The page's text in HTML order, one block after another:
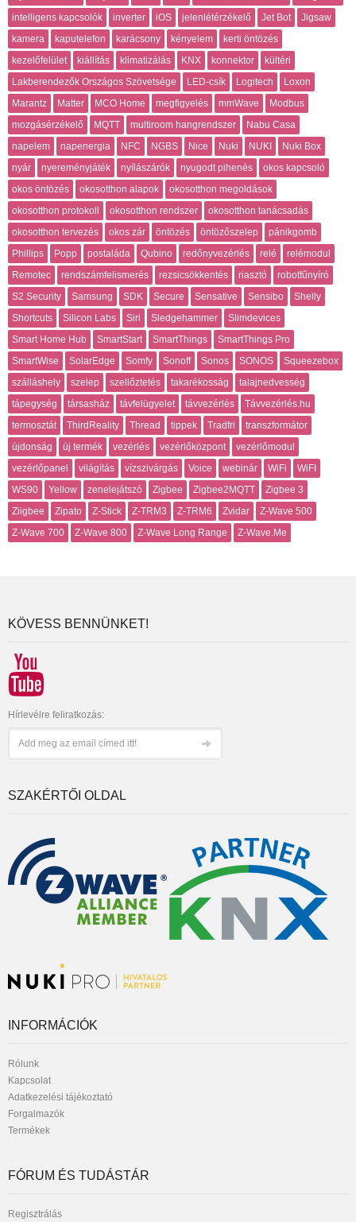
intelligens kapcsolók
inverter iOS jelenlétérzékelő Jet Bot
Jigsaw
kamera
kaputelefon karácsony kényelem
kerti öntözés
kezelőfelület
kiállítás klimatizálás KNX konnektor
kültéri
Lakberendezők Országos Szövetsége
LED-csík Logitech
Loxon
Marantz
Matter MCO Home megfigyelés mmWave
Modbus
mozgásérzékelő
MQTT multiroom hangrendszer
Nabu Casa
napelem
napenergia NFC NGBS Nice Nuki NUKI
Nuki Box
nyár
nyereményjáték nyílászárók nyugodt pihenés
okos kapcsoló
okos öntözés
okosotthon alapok
okosotthon megoldások
okosotthon protokoll
okosotthon rendszer
okosotthon tanácsadás
okosotthon tervezés
okos zár öntözés öntözőszelep
pánikgomb
Phillips
Popp postaláda Qubino redőnyvezérlés relé
relémodul
Remotec
rendszámfelismerés rezsicsökkentés riasztó
robotfűnyíró
S2 Security
Samsung SDK Secure Sensative Sensibo
Shelly
Shortcuts
Silicon Labs Siri Sledgehammer
Slimdevices
Smart Home Hub
SmartStart SmartThings
SmartThings Pro
SmartWise
SolarEdge Somfy Sonoff Sonos SONOS
Squeezebox
szálláshely
szelep szellőztetés takarékosság
talajnedvesség
tápegység
társasház távfelügyelet távvezérlés
Távvezérlés.hu
termosztát
ThirdReality Thread tippek Tradfri
transzformátor
újdonság
új termék vezérlés vezérlőközpont
vezérlőmodul
vezérlőpanel
világítás vízszivárgás Voice webinár WiFi
WiFI
WS90
Yellow zenelejátszó Zigbee Zigbee2MQTT
Zigbee 3
Ziigbee
Zipato Z-Stick Z-TRM3 Z-TRM6 Zvidar
Z-Wave 500
Z-Wave 700
Z-Wave 800 Z-Wave Long Range Z-Wave.Me
KÖVESS BENNÜNKET!
Hírlevélre feliratkozás:
SZAKÉRTŐI OLDAL
INFORMÁCIÓK
Rólunk
Kapcsolat
Adatkezelési tájékoztató
Forgalmazók
Termékek
FÓRUM ÉS TUDÁSTÁR
Regisztrálás